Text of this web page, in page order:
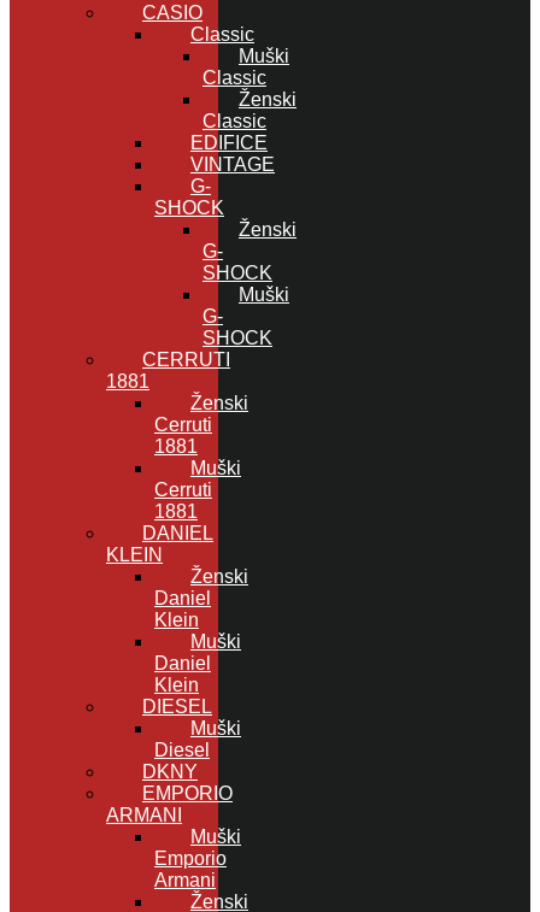
CASIO
Classic
Muški
Classic
Ženski
Classic
EDIFICE
VINTAGE
G-
SHOCK
Ženski
G-
SHOCK
Muški
G-
SHOCK
CERRUTI
1881
Ženski
Cerruti
1881
Muški
Cerruti
1881
DANIEL
KLEIN
Ženski
Daniel
Klein
Muški
Daniel
Klein
DIESEL
Muški
Diesel
DKNY
EMPORIO
ARMANI
Muški
Emporio
Armani
Ženski